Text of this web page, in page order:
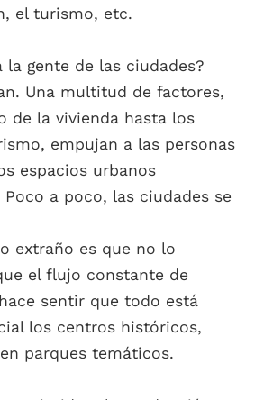
el turismo, etc.
la gente de las ciudades?
Una multitud de factores,
de la vivienda hasta los
empujan a las personas
espacios urbanos
a poco, las ciudades se
extraño es que no lo
el flujo constante de
sentir que todo está
los centros históricos,
parques temáticos.